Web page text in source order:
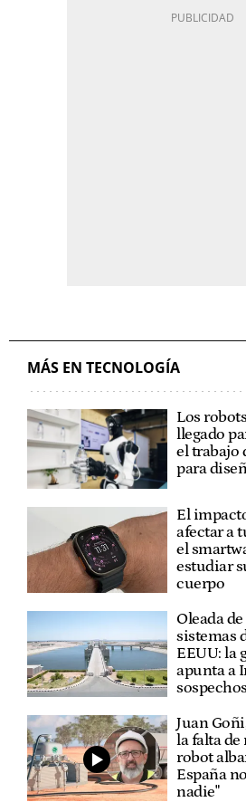
MÁS EN TECNOLOGÍA
Los
llegado
el trabajo
para
El
afectar a
el
estudiar
cuerpo
Oleada
sistemas
EEUU: la
apunta a
Juan
la falta de
robot
España
nadie"